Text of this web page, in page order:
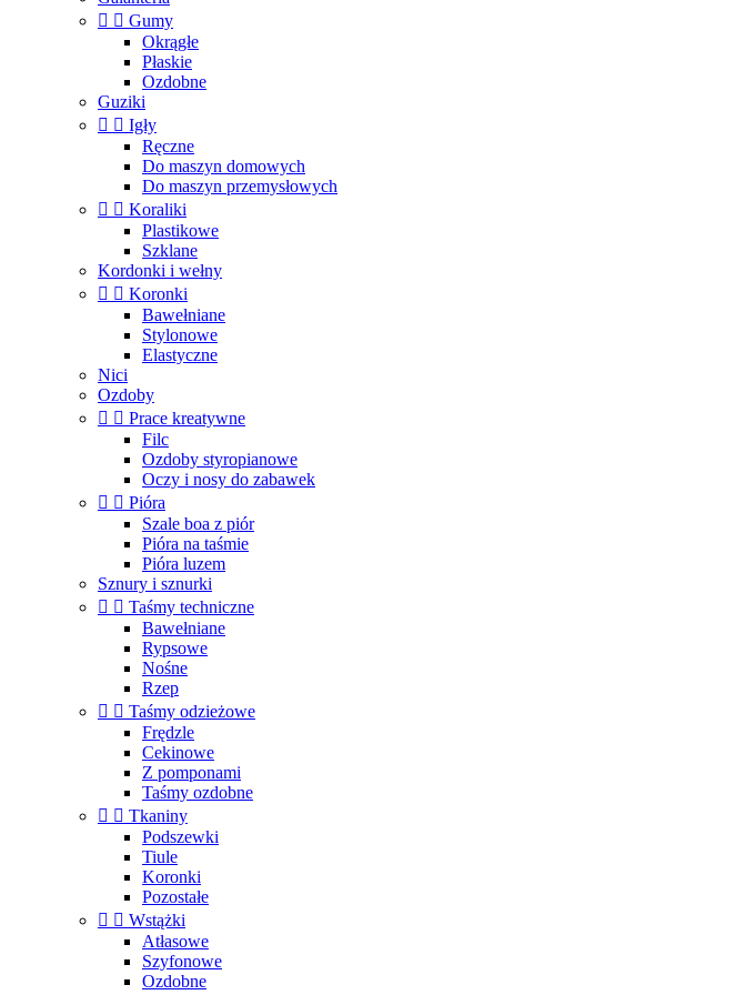
  Gumy
Okrągłe
Płaskie
Ozdobne
Guziki
  Igły
Ręczne
Do maszyn domowych
Do maszyn przemysłowych
  Koraliki
Plastikowe
Szklane
Kordonki i wełny
  Koronki
Bawełniane
Stylonowe
Elastyczne
Nici
Ozdoby
  Prace kreatywne
Filc
Ozdoby styropianowe
Oczy i nosy do zabawek
  Pióra
Szale boa z piór
Pióra na taśmie
Pióra luzem
Sznury i sznurki
  Taśmy techniczne
Bawełniane
Rypsowe
Nośne
Rzep
  Taśmy odzieżowe
Frędzle
Cekinowe
Z pomponami
Taśmy ozdobne
  Tkaniny
Podszewki
Tiule
Koronki
Pozostałe
  Wstążki
Atłasowe
Szyfonowe
Ozdobne